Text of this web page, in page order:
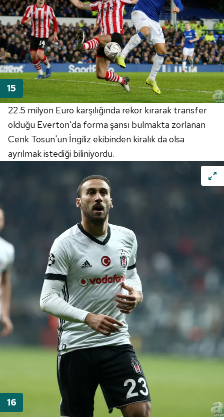
22.5 milyon Euro karşılığında rekor kırarak transfer
olduğu Everton'da forma şansı bulmakta zorlanan
Cenk Tosun'un İngiliz ekibinden kiralık da olsa
ayrılmak istediği biliniyordu.